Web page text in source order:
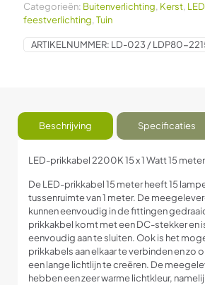
Categorieën: Buitenverlichting, Kerst,
feestverlichting,Tuin
ARTIKELNUMMER: LD-023 / LDP80-
Beschrijving Specificaties
LED-prikkabel 2200K 15 x 1 Watt 15 meter
De LED-prikkabel 15 meter heeft 15
tussenruimte van 1 meter. De
kunnen eenvoudig in de fittingen
prikkakbel komt met een DC-stekker en
eenvoudig aan te sluiten. Ook is het
prikkabels aan elkaar te verbinden en zo
een lange lichtlijn te creëren. De
hebben een zeer warme lichtkleur,